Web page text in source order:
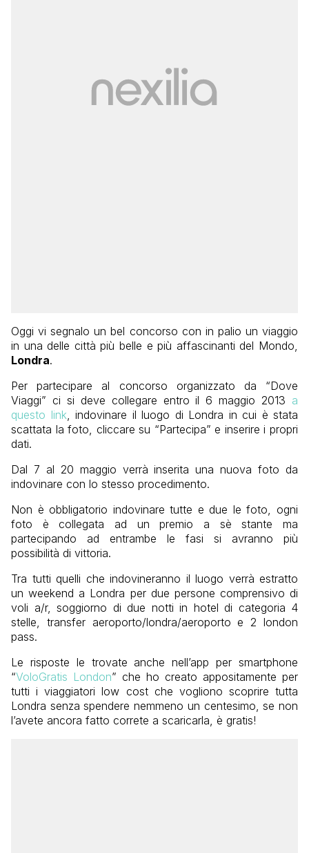
Oggi vi segnalo un bel concorso con in palio un viaggio
in una delle città più belle e più affascinanti del Mondo,
Londra.
Per partecipare al concorso organizzato da “Dove
Viaggi” ci si deve collegare entro il 6 maggio 2013 a
questo link, indovinare il luogo di Londra in cui è stata
scattata la foto, cliccare su “Partecipa” e inserire i propri
dati.
Dal 7 al 20 maggio verrà inserita una nuova foto da
indovinare con lo stesso procedimento.
Non è obbligatorio indovinare tutte e due le foto, ogni
foto è collegata ad un premio a sè stante ma
partecipando ad entrambe le fasi si avranno più
possibilità di vittoria.
Tra tutti quelli che indovineranno il luogo verrà estratto
un weekend a Londra per due persone comprensivo di
voli a/r, soggiorno di due notti in hotel di categoria 4
stelle, transfer aeroporto/londra/aeroporto e 2 london
pass.
Le risposte le trovate anche nell’app per smartphone
“VoloGratis London” che ho creato appositamente per
tutti i viaggiatori low cost che vogliono scoprire tutta
Londra senza spendere nemmeno un centesimo, se non
l’avete ancora fatto correte a scaricarla, è gratis!